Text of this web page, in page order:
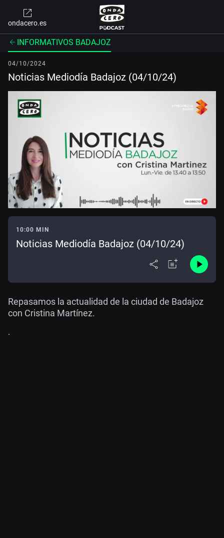
ondacero.es
INFORMATIVOS BADAJOZ
04/10/2024
Noticias Mediodía Badajoz (04/10/24)
10:00 MIN
Noticias Mediodía Badajoz (04/10/24)
Repasamos la actualidad de la ciudad de Badajoz
con Cristina Martínez.
.